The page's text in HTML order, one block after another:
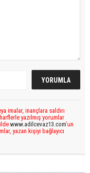
imalar, inançlara saldırı
yazılmış yorumlar
www.adilcevaz13.com’un
yazan kişiyi bağlayıcı